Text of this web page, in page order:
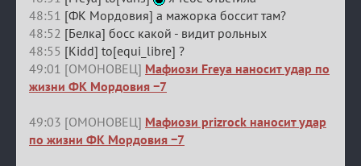
48:51 [ФК Мордовия] а мажорка боссит там?
48:52 [Белка] босс какой - видит рольных
48:55 [Kidd] to[equi_libre] ?
49:01 [ОМОНОВЕЦ] Мафиози Freya наносит удар по
жизни ФК Мордовия −7
49:03 [ОМОНОВЕЦ] Мафиози prizrock наносит удар
по жизни ФК Мордовия −7